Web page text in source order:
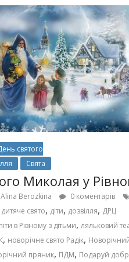
святого
Свята
Миколая у
Alina Berozkina
0 коментарів
дитяче свято, діти, дозвілля, ДРЦ
в Рівному з дітьми, ляльковий
, новорічне свято Радік,
пряник, ПДМ, Подаруй
10 ігор з
нарешті
планшетів
Книги, які
дітям до